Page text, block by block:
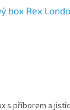
box Rex
s příborem a